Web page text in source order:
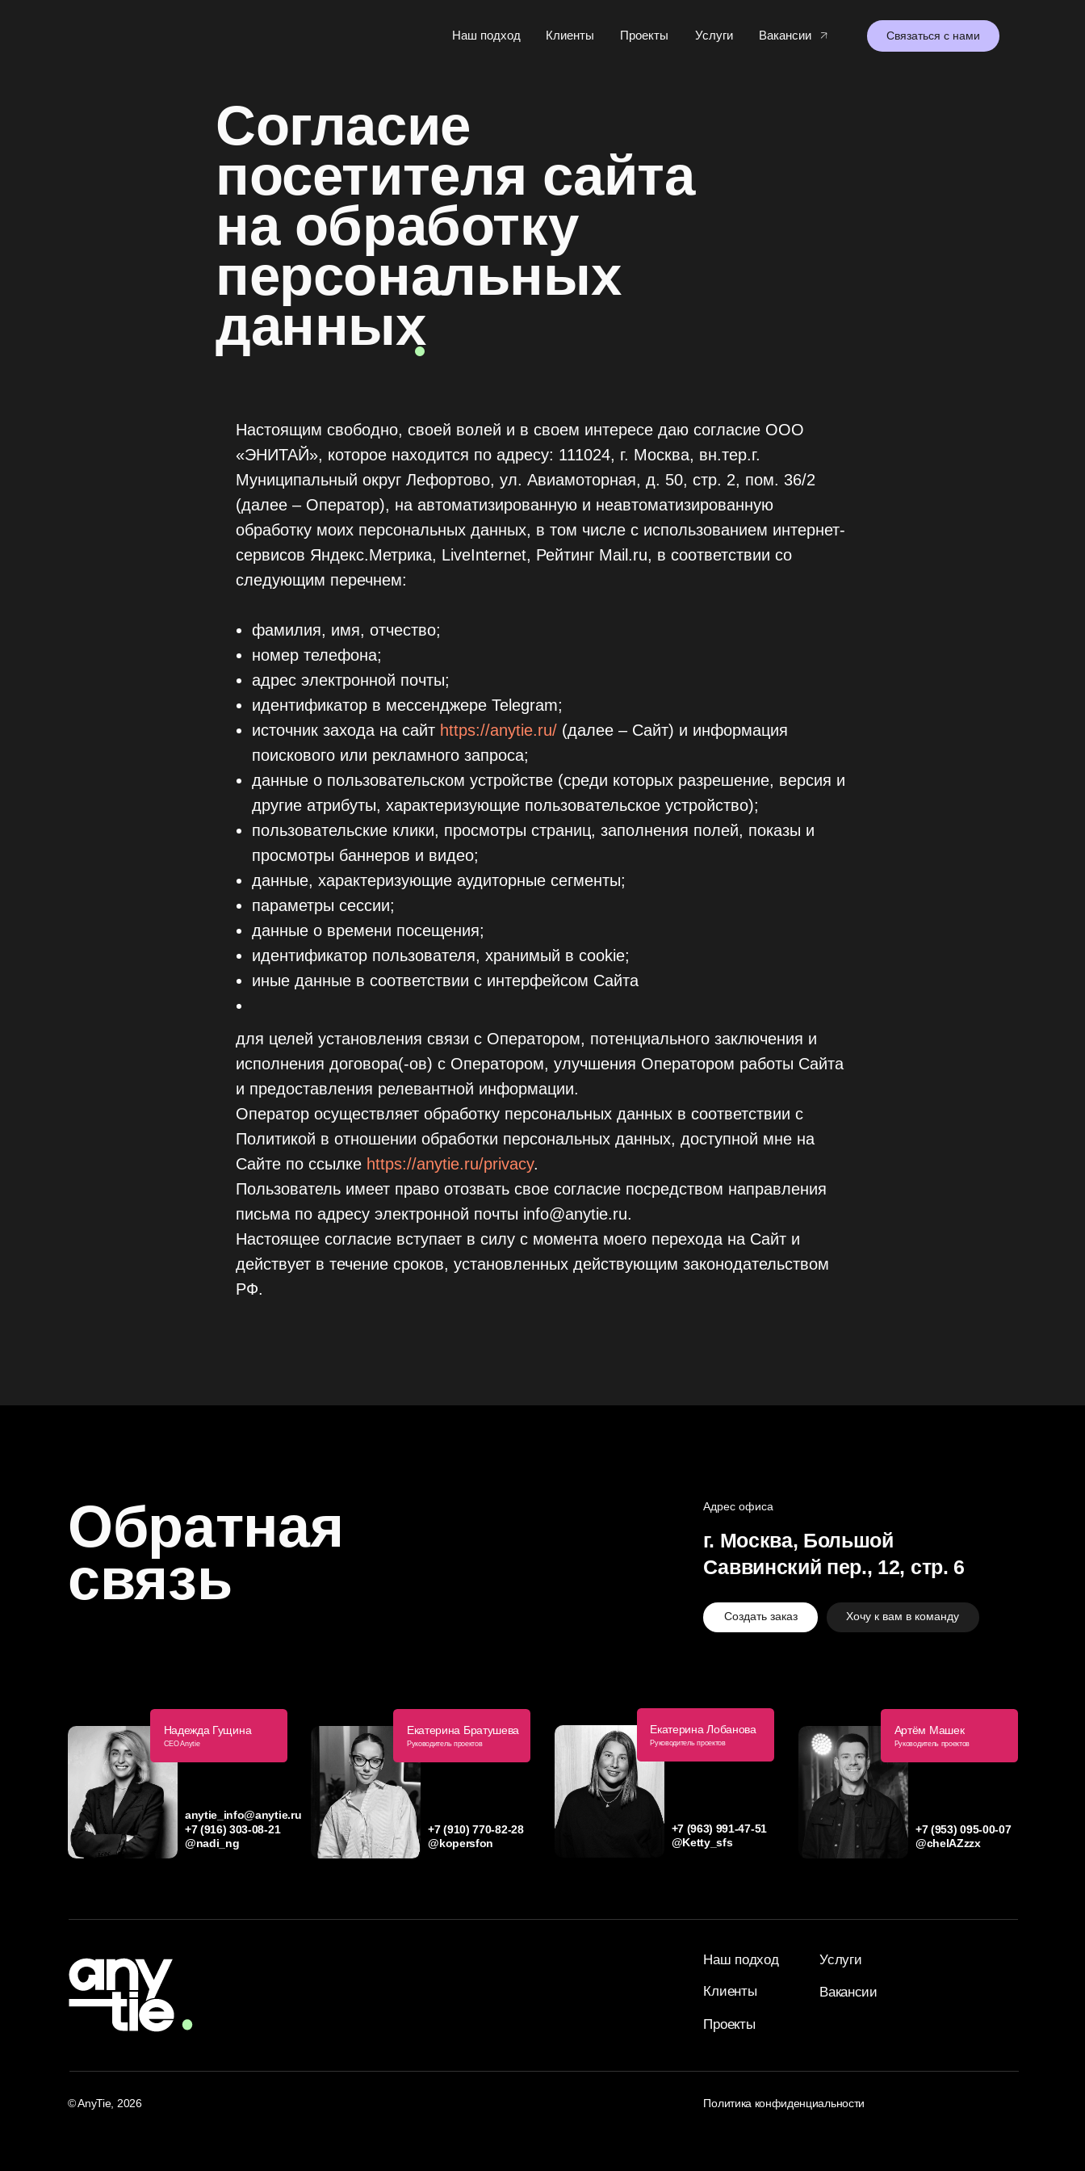
Наш подход Клиенты Проекты Услуги Вакансии Связаться с нами
Согласие
посетителя сайта
на обработку
персональных
данных
Настоящим свободно, своей волей и в своем интересе даю согласие ООО
«ЭНИТАЙ», которое находится по адресу: 111024, г. Москва, вн.тер.г.
Муниципальный округ Лефортово, ул. Авиамоторная, д. 50, стр. 2, пом. 36/2
(далее – Оператор), на автоматизированную и неавтоматизированную
обработку моих персональных данных, в том числе с использованием интернет-
сервисов Яндекс.Метрика, LiveInternet, Рейтинг Mail.ru, в соответствии со
следующим перечнем:
фамилия, имя, отчество;
номер телефона;
адрес электронной почты;
идентификатор в мессенджере Telegram;
источник захода на сайт https://anytie.ru/ (далее – Сайт) и информация
поискового или рекламного запроса;
данные о пользовательском устройстве (среди которых разрешение, версия и
другие атрибуты, характеризующие пользовательское устройство);
пользовательские клики, просмотры страниц, заполнения полей, показы и
просмотры баннеров и видео;
данные, характеризующие аудиторные сегменты;
параметры сессии;
данные о времени посещения;
идентификатор пользователя, хранимый в cookie;
иные данные в соответствии с интерфейсом Сайта
для целей установления связи с Оператором, потенциального заключения и
исполнения договора(-ов) с Оператором, улучшения Оператором работы Сайта
и предоставления релевантной информации.
Оператор осуществляет обработку персональных данных в соответствии с
Политикой в отношении обработки персональных данных, доступной мне на
Сайте по ссылке https://anytie.ru/privacy.
Пользователь имеет право отозвать свое согласие посредством направления
письма по адресу электронной почты info@anytie.ru.
Настоящее согласие вступает в силу с момента моего перехода на Сайт и
действует в течение сроков, установленных действующим законодательством
РФ.
Хочу к вам в команду
+7 (916) 303-08-21
anytie_info@anytie.ru
+7 (910) 770-82-28 +7 (963) 991-47-51 +7 (953) 095-00-07
связь
Создать заказ